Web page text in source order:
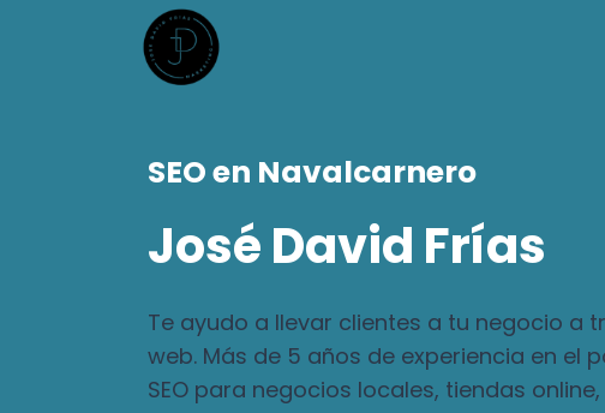
SEO en Navalcarnero
José David Frías
Te ayudo a llevar clientes a tu negocio a
web. Más de 5 años de experiencia en el
SEO para negocios locales, tiendas